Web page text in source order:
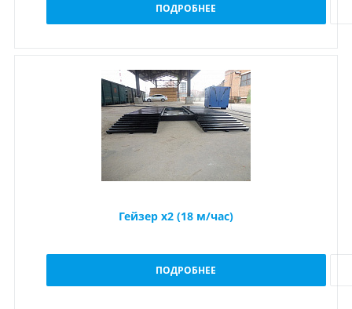
ПОДРОБНЕЕ
Гейзер x2 (18 м/час)
ПОДРОБНЕЕ